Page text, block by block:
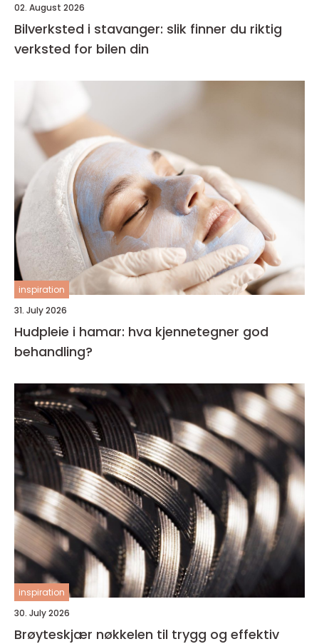
02. August 2026
Bilverksted i stavanger: slik finner du riktig
verksted for bilen din
inspiration
31. July 2026
Hudpleie i hamar: hva kjennetegner god
behandling?
inspiration
30. July 2026
Brøyteskjær nøkkelen til trygg og effektiv